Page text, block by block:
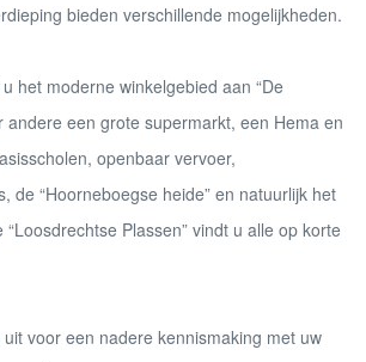
bieden verschillende mogelijkheden.
het moderne winkelgebied aan “De
andere een grote supermarkt, een Hema en
openbaar vervoer,
de “Hoorneboegse heide” en natuurlijk het
Plassen” vindt u alle op korte
voor een nadere kennismaking met uw